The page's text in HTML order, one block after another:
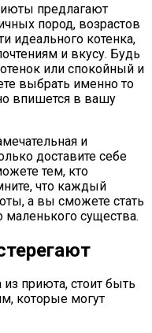
предлагают
пород, возрастов
идеального котенка,
и вкусу. Будь
или спокойный и
выбрать именно то
впишется в вашу
и
доставите себе
тем, кто
что каждый
а вы сможете стать
существа.
приюта, стоит быть
которые могут